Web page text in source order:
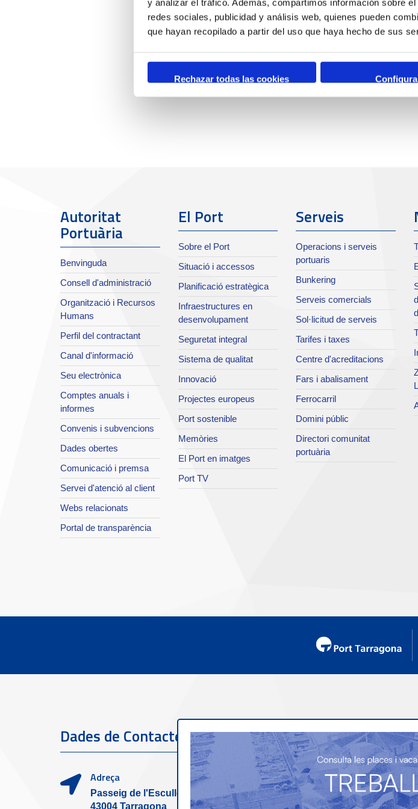
y analizar el tráfico. Además, compartimos información sobre
redes sociales, publicidad y análisis web, quienes pueden
que hayan recopilado a partir del uso que haya hecho de sus
Rechazar todas las cookies
Autoritat
Portuària
Benvinguda
Consell d'administració
Organització i Recursos
Humans
Perfil del contractant
Canal d'informació
Seu electrònica
Comptes anuals i
informes
Convenis i subvencions
Dades obertes
Comunicació i premsa
Servei d'atenció al client
Webs relacionats
Portal de transparència
El Port
Sobre el Port
Situació i accessos
Planificació estratègica
Infraestructures en
desenvolupament
Seguretat integral
Sistema de qualitat
Innovació
Projectes europeus
Port sostenible
Memòries
El Port en imatges
Port TV
Serveis
Operacions i serveis
portuaris
Bunkering
Serveis comercials
Sol·licitud de serveis
Tarifes i taxes
Centre d'acreditacions
Fars i abalisament
Ferrocarril
Domini públic
Directori comunitat
portuària
Dades de Contacte
Adreça
Passeig de l'Escullera s/n,
43004 Tarragona
Servei d'atenció al
client
Telèfon de contacte